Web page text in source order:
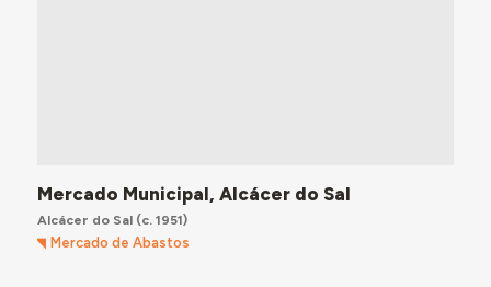
Mercado Municipal, Alcácer do Sal
Alcácer do Sal(c. 1951)
Mercado de Abastos